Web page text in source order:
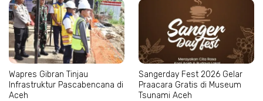
Wapres Gibran Tinjau
Infrastruktur Pascabencana di
Aceh
Sangerday Fest 2026 Gelar
Praacara Gratis di Museum
Tsunami Aceh